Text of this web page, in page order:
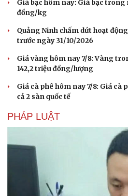
Giá bạc hôm nay: Giá bạc trong
đồng/kg
Quảng Ninh chấm dứt hoạt
trước ngày 31/10/2026
Giá vàng hôm nay 7/8: Vàng
142,2 triệu đồng/lượng
Giá cà phê hôm nay 7/8: Giá cà
cả 2 sàn quốc tế
PHÁP LUẬT